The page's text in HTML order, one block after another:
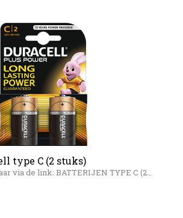
type C (2 stuks)
via de link: BATTERIJEN TYPE C (2…